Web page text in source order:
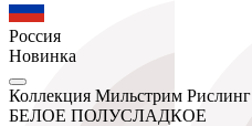
Россия
Новинка
Коллекция Мильстрим Рислинг
БЕЛОЕ ПОЛУСЛАДКОЕ